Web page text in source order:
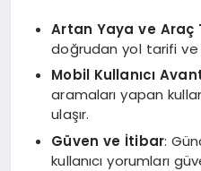
Artan Yaya ve Araç
doğrudan yol tarifi ve
Mobil Kullanıcı
aramaları yapan
ulaşır.
Güven ve İtibar:
kullanıcı yorumları